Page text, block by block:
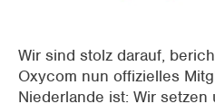
Vorkühlen von RLT-Anlage
Wir sind stolz darauf,
Oxycom nun offizielles
Niederlande ist: Wir setzen